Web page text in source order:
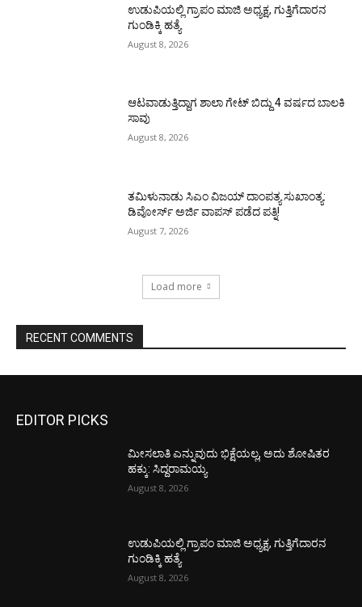
ಉಡುಪಿಯಲ್ಲಿ ಗ್ರಾಪಂ ಮಾಜಿ ಅಧ್ಯಕ್ಷ, ಗುತ್ತಿಗೆದಾರನ
ಗುಂಡಿಕ್ಕಿ ಹತ್ಯೆ
August 8, 2026
ಆಟವಾಡುತ್ತಿದ್ದಾಗ ಶಾಲಾ ಗೇಟ್‌ ಬಿದ್ದು 4 ವರ್ಷದ ಬಾಲಕಿ
ಸಾವು
August 8, 2026
ತಮಿಳುನಾಡು ಸಿಎಂ ವಿಜಯ್‌ ದಾಂಪತ್ಯ ಸುಖಾಂತ್ಯ:
ಡಿವೋರ್ಸ್‌ ಅರ್ಜಿ ವಾಪಸ್‌ ಪಡೆದ ಪತ್ನಿ!
August 7, 2026
Load more
RECENT COMMENTS
EDITOR PICKS
ಮೀಸಲಾತಿ ಎನ್ನುವುದು ಭಿಕ್ಷೆಯಲ್ಲ, ಅದು ಶೋಷಿತರ
ಹಕ್ಕು: ಸಿದ್ದರಾಮಯ್ಯ
August 8, 2026
ಉಡುಪಿಯಲ್ಲಿ ಗ್ರಾಪಂ ಮಾಜಿ ಅಧ್ಯಕ್ಷ, ಗುತ್ತಿಗೆದಾರನ
ಗುಂಡಿಕ್ಕಿ ಹತ್ಯೆ
August 8, 2026